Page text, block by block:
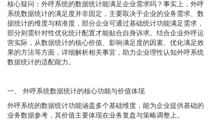
核心疑问：外呼系统的数据统计能满足企业需求吗？事实上，外呼
系统数据统计的满足度并非固定，主要取决于企业的业务需求、数
据统计的维度与精准度，部分企业可通过基础统计功能满足需求，
部分则需针对性优化统计配置才能贴合自身诉求。结合企业外呼运
营实际，从数据统计的核心价值、影响满足度的因素、优化满足效
果的方法等方面，详细解析相关事宜，助力企业理性认知外呼系统
数据统计的适配能力。
一、
外呼系统数据统计的核心功能与价值体现
外呼系统的数据统计功能涵盖多个基础维度，能为企业提供基础的
业务数据参考，其价值主要体现在业务复盘与策略调整上。